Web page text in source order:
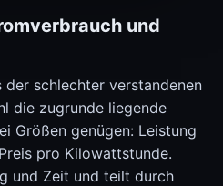
und
schlechter verstandenen
die zugrunde liegende
Größen genügen: Leistung
pro Kilowattstunde.
und Zeit und teilt durch